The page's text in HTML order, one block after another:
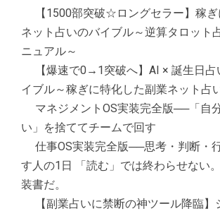
【1500部突破☆ロングセラー】稼
ネット占いのバイブル～逆算タロット
ニュアル～
【爆速で0→1突破へ】AI × 誕生日
イブル～稼ぎに特化した副業ネット占
マネジメントOS実装完全版──「自
い」を捨ててチームで回す
仕事OS実装完全版──思考・判断・
す人の1日 「読む」では終わらせない
装書だ。
【副業占いに禁断の神ツール降臨